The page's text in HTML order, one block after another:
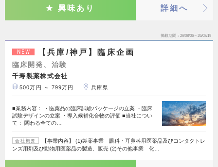
興味あり 詳細へ
掲載期間 26/08/06～26/08/19
NEW 【兵庫/神戸】臨床企画
臨床開発、治験
千寿製薬株式会社
500万円 ～ 799万円 兵庫県
■業務内容： ・医薬品の臨床試験パッケージの立案 ・臨床
試験デザインの立案 ・導入候補化合物の評価 ■当社につい
て： 関わる全ての…
会社概要
【事業内容】 (1)製薬事業 眼科・耳鼻科用医薬品及びコンタクトレ
ンズ用剤及び動物用医薬品の製造、販売 (2)その他事業 化…